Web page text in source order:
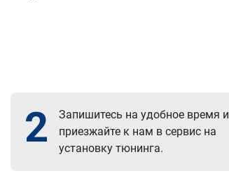
2
Запишитесь на удобное время и
приезжайте к нам в сервис на
установку тюнинга.